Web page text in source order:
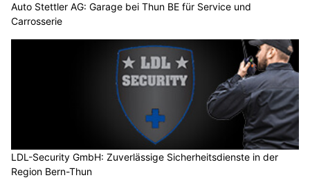
Auto Stettler AG: Garage bei Thun BE für Service und
Carrosserie
LDL-Security GmbH: Zuverlässige Sicherheitsdienste in der
Region Bern-Thun